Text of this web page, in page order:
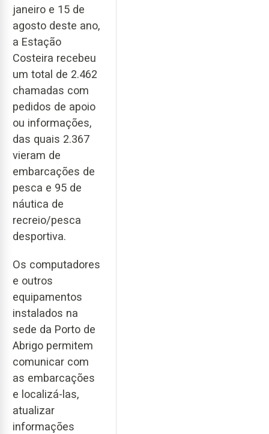
janeiro e 15 de
agosto deste ano,
a Estação
Costeira recebeu
um total de 2.462
chamadas com
pedidos de apoio
ou informações,
das quais 2.367
vieram de
embarcações de
pesca e 95 de
náutica de
recreio/pesca
desportiva.
Os computadores
e outros
equipamentos
instalados na
sede da Porto de
Abrigo permitem
comunicar com
as embarcações
e localizá-las,
atualizar
informações